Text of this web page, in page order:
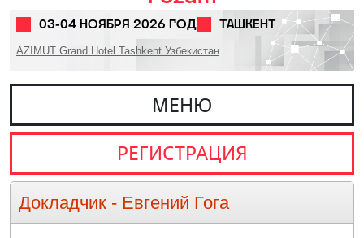
03-04 НОЯБРЯ 2026 ГОД ТАШКЕНТ
AZIMUT Grand Hotel Tashkent Узбекистан
МЕНЮ
РЕГИСТРАЦИЯ
Докладчик - Евгений Гога